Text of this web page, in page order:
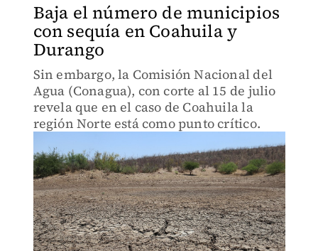
Baja el número de municipios
con sequía en Coahuila y
Durango
Sin embargo, la Comisión Nacional del
Agua (Conagua), con corte al 15 de julio
revela que en el caso de Coahuila la
región Norte está como punto crítico.